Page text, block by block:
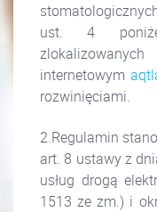
ust. 4
internetowym
rozwinięciami.
2.Regulamin
art. 8 ustawy z
usług drogą
1513 ze zm.) i